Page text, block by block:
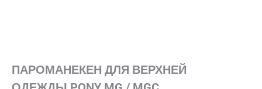
ПАРОМАНЕКЕН ДЛЯ ВЕРХНЕЙ